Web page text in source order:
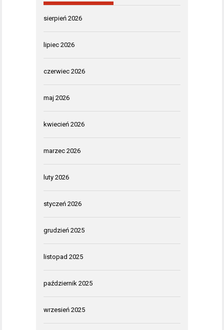
sierpień 2026
lipiec 2026
czerwiec 2026
maj 2026
kwiecień 2026
marzec 2026
luty 2026
styczeń 2026
grudzień 2025
listopad 2025
październik 2025
wrzesień 2025